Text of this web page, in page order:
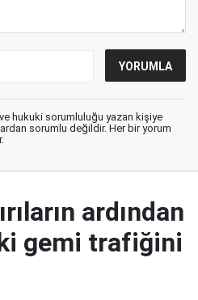
hukuki sorumluluğu yazan kişiye
sorumlu değildir. Her bir yorum
ardından
gemi trafiğini